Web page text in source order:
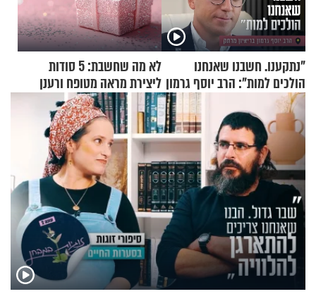
"נתקענו. חשבנו שאנחנו
הולכים למות": הרב יוסף גרמון
בריאיון מרתק
לא מה שחשבת: 5 סודות
ליצירת מראה מטופח ורענן